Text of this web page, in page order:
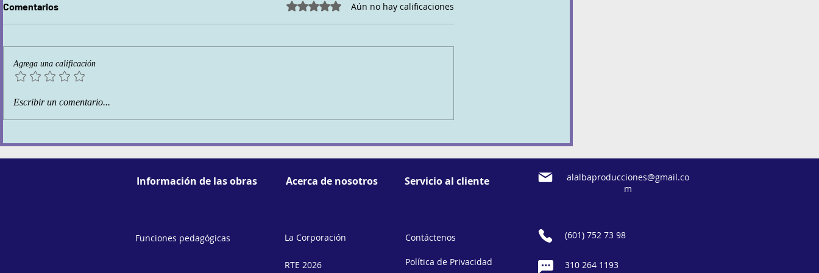
cuerpo
https://www.youtube.com/@Nor
Comentarios Obtuvo 0 de 5 estrellas.Aún no hay calificaciones
Agrega una calificación
Escribir un comentario...
Información de las obras
Funciones pedagógicas
Acerca de nosotros
La Corporación
RTE 2026
Servicio al cliente
Contáctenos
Política de Privacidad
alalbaproducciones@gmail.co
m
(601) 752 73 98
310 264 1193